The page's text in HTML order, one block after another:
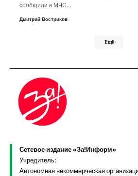
сообщили в МЧС…
Дмитрий Востриков
Ещё
Сетевое издание «За!Информ»
Учредитель:
Автономная некоммерческая